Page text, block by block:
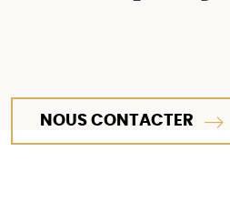
NOUS CONTACTER